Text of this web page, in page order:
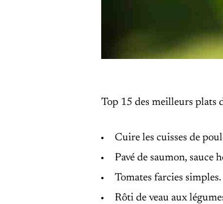
Top 15 des meilleurs plats
Cuire les cuisses de
Pavé de saumon, sauce
Tomates farcies simples.
Rôti de veau aux